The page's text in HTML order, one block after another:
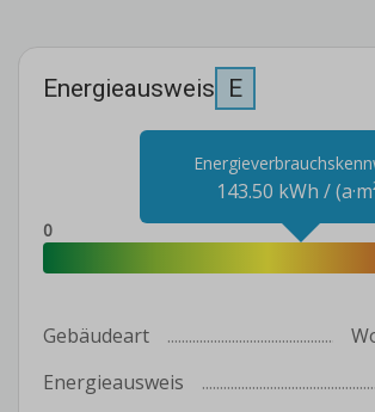
Energieausweis E
143.50 kWh /
0
Gebäudeart
Energieausweis